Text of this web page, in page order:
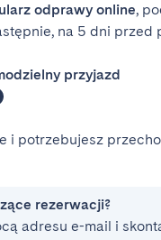
odprawy online,
na 5 dni przed
przyjazd
i potrzebujesz
rezerwacji?
adresu e-mail i